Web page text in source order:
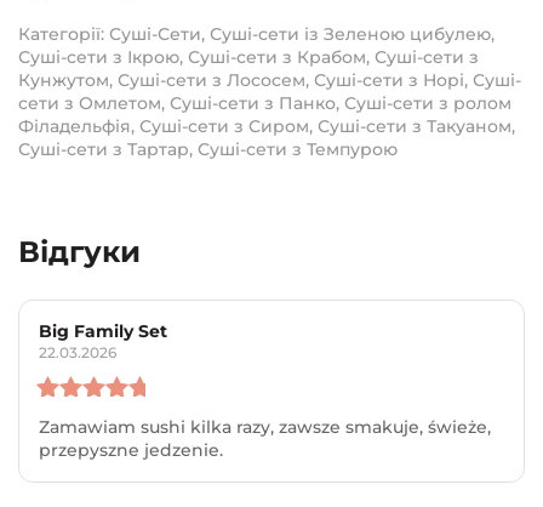
Категорії: Суші-Сети, Суші-сети із Зеленою цибулею,
Суші-сети з Ікрою, Суші-сети з Крабом, Суші-сети з
Кунжутом, Суші-сети з Лососем, Суші-сети з Норі, Суші-
сети з Омлетом, Суші-сети з Панко, Суші-сети з ролом
Філадельфія, Суші-сети з Сиром, Суші-сети з Такуаном,
Суші-сети з Тартар, Суші-сети з Темпурою
Відгуки
Big Family Set
22.03.2026
Оцінено в
5з 5
Zamawiam sushi kilka razy, zawsze smakuje, świeże,
przepyszne jedzenie.